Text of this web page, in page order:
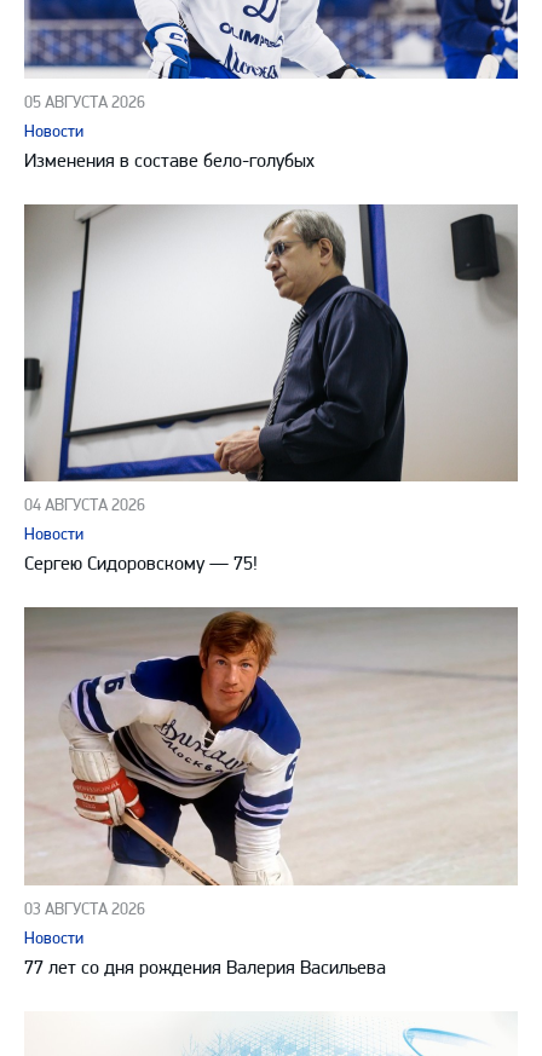
05 АВГУСТА 2026
Новости
Изменения в составе бело-голубых
04 АВГУСТА 2026
Новости
Сергею Сидоровскому — 75!
03 АВГУСТА 2026
Новости
77 лет со дня рождения Валерия Васильева